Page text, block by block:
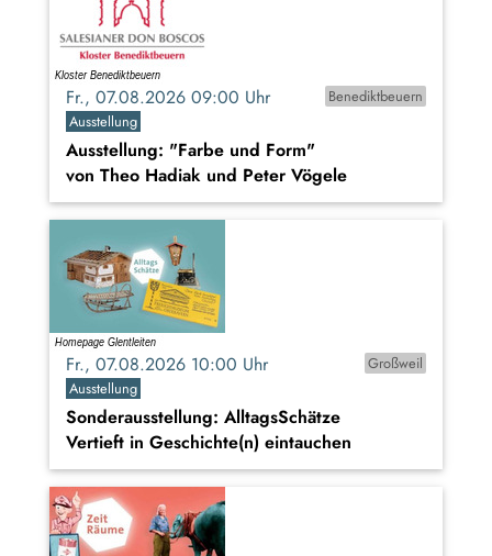
Fr., 07.08.2026 09:00 Uhr
Benediktbeuern
Ausstellung
Ausstellung: "Farbe und Form"
von Theo Hadiak und Peter Vögele
Fr., 07.08.2026 10:00 Uhr
Großweil
Ausstellung
Sonderausstellung: AlltagsSchätze
Vertieft in Geschichte(n) eintauchen